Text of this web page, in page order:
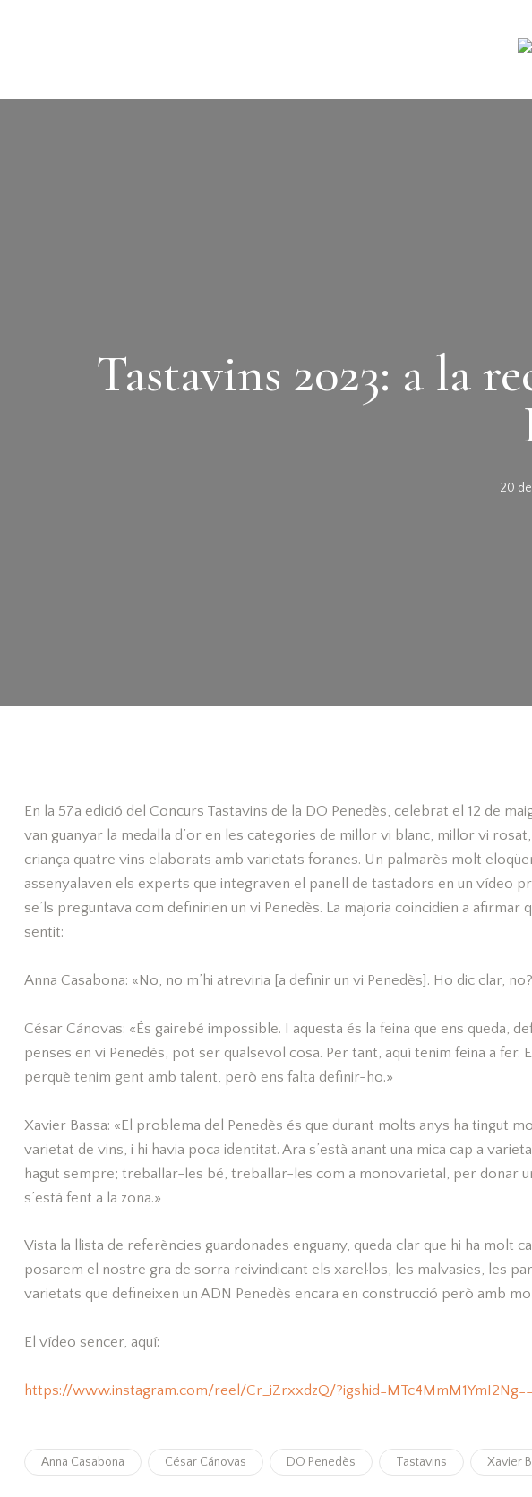
Tastavins 2023: a la
20
En la 57a edició del Concurs Tastavins de la DO Penedès, celebrat el 12 de
van guanyar la medalla d’or en les categories de millor vi blanc, millor vi
criança quatre vins elaborats amb varietats foranes. Un palmarès molt
assenyalaven els experts que integraven el panell de tastadors en un vídeo
se’ls preguntava com definirien un vi Penedès. La majoria coincidien a afirmar
sentit:
Anna Casabona: «No, no m’hi atreviria [a definir un vi Penedès]. Ho dic clar,
César Cánovas: «És gairebé impossible. I aquesta és la feina que ens queda,
penses en vi Penedès, pot ser qualsevol cosa. Per tant, aquí tenim feina a fer.
perquè tenim gent amb talent, però ens falta definir-ho.»
Xavier Bassa: «El problema del Penedès és que durant molts anys ha tingut
varietat de vins, i hi havia poca identitat. Ara s’està anant una mica cap a
hagut sempre; treballar-les bé, treballar-les com a monovarietal, per donar
s’està fent a la zona.»
Vista la llista de referències guardonades enguany, queda clar que hi ha molt
posarem el nostre gra de sorra reivindicant els xarel·los, les malvasies, les
varietats que defineixen un ADN Penedès encara en construcció però amb
El vídeo sencer, aquí:
https://www.instagram.com/reel/Cr_iZrxxdzQ/?igshid=MTc4MmM1YmI2Ng==
Anna Casabona César Cánovas DO Penedès Tastavins Xavier